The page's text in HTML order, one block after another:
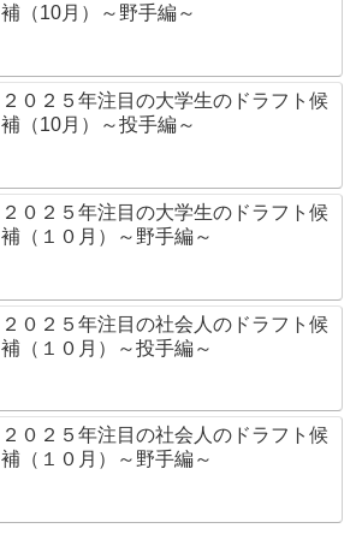
補（10月）～野手編～
２０２５年注目の大学生のドラフト候
補（10月）～投手編～
２０２５年注目の大学生のドラフト候
補（１０月）～野手編～
２０２５年注目の社会人のドラフト候
補（１０月）～投手編～
２０２５年注目の社会人のドラフト候
補（１０月）～野手編～